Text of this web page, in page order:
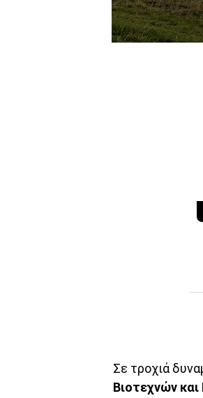
Σε τροχιά
Βιοτεχνών